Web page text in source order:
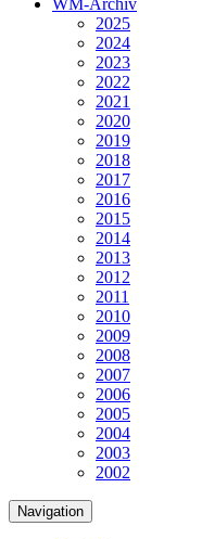
WM-Archiv
2025
2024
2023
2022
2021
2020
2019
2018
2017
2016
2015
2014
2013
2012
2011
2010
2009
2008
2007
2006
2005
2004
2003
2002
Navigation